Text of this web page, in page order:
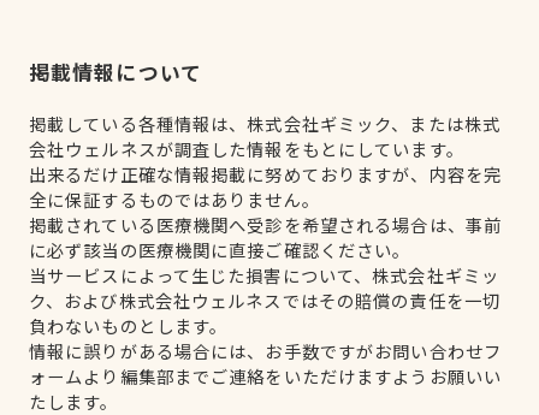
掲載情報について
掲載している各種情報は、株式会社ギミック、または株式
会社ウェルネスが調査した情報をもとにしています。
出来るだけ正確な情報掲載に努めておりますが、内容を完
全に保証するものではありません。
掲載されている医療機関へ受診を希望される場合は、事前
に必ず該当の医療機関に直接ご確認ください。
当サービスによって生じた損害について、株式会社ギミッ
ク、および株式会社ウェルネスではその賠償の責任を一切
負わないものとします。
情報に誤りがある場合には、お手数ですがお問い合わせフ
ォームより編集部までご連絡をいただけますようお願いい
たします。